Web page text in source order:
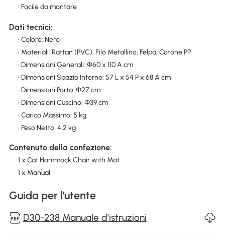
• Facile da montare
Dati tecnici:
• Colore: Nero
• Materiali: Rattan (PVC), Filo Metallino, Felpa, Cotone PP
• Dimensioni Generali: Φ60 x 110 A cm
• Dimensioni Spazio Interno: 57 L x 54 P x 68 A cm
• Dimensioni Porta: Φ27 cm
• Dimensioni Cuscino: Φ39 cm
• Carico Massimo: 5 kg
• Peso Netto: 4.2 kg
Contenuto della confezione:
1 x Cat Hammock Chair with Mat
1 x Manual
Guida per l'utente
D30-238 Manuale d'istruzioni